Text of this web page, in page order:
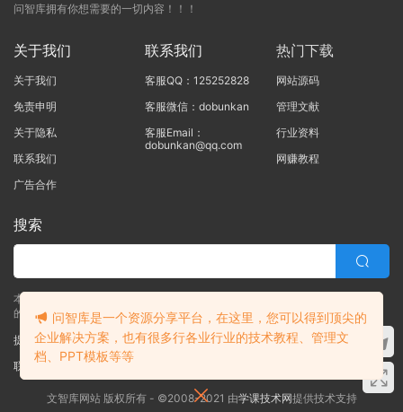
问智库拥有你想需要的一切内容！！！
关于我们
关于我们
免责申明
关于隐私
联系我们
广告合作
联系我们
客服QQ：125252828
客服微信：dobunkan
客服Email：
dobunkan@qq.com
热门下载
网站源码
管理文献
行业资料
网赚教程
搜索
本站的所有资源均由本站的站长及合作伙伴整理发布，80%的内容为合作伙伴
的职场实战干货！！
提交工单
联系客服
(说明需求，勿问在否)
文智库网站 版权所有 - ©2008-2021 由学课技术网提供技术支持
问智库是一个资源分享平台，在这里，您可以得到顶尖的
企业解决方案，也有很多行各业行业的技术教程、管理文
档、PPT模板等等